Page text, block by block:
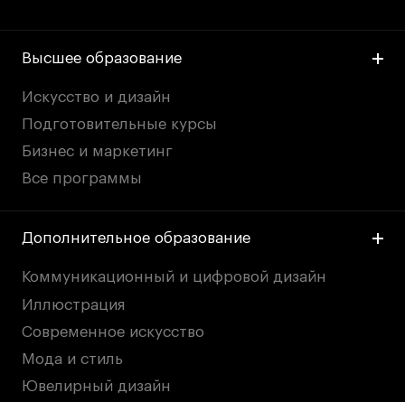
События
События
Работы студентов
Работы студентов
Universal University
Universal University
EN
EN
Политика конфиденциальности
Высшее образование
Искусство и дизайн
Подготовительные курсы
Бизнес и маркетинг
Все программы
Дополнительное образование
Коммуникационный и цифровой дизайн
Иллюстрация
Современное искусство
Мода и стиль
Ювелирный дизайн